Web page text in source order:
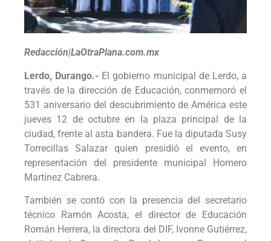
Redacción|LaOtraPlana.com.mx
Lerdo, Durango.- El gobierno municipal de Lerdo, a
través de la dirección de Educación, conmemoró el
531 aniversario del descubrimiento de América este
jueves 12 de octubre en la plaza principal de la
ciudad, frente al asta bandera. Fue la diputada Susy
Torrecillas Salazar quien presidió el evento, en
representación del presidente municipal Homero
Martínez Cabrera.
También se contó con la presencia del secretario
técnico Ramón Acosta, el director de Educación
Román Herrera, la directora del DIF, Ivonne Gutiérrez,